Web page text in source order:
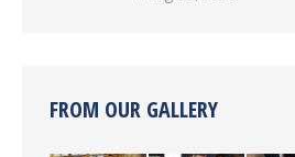
FROM OUR GALLERY